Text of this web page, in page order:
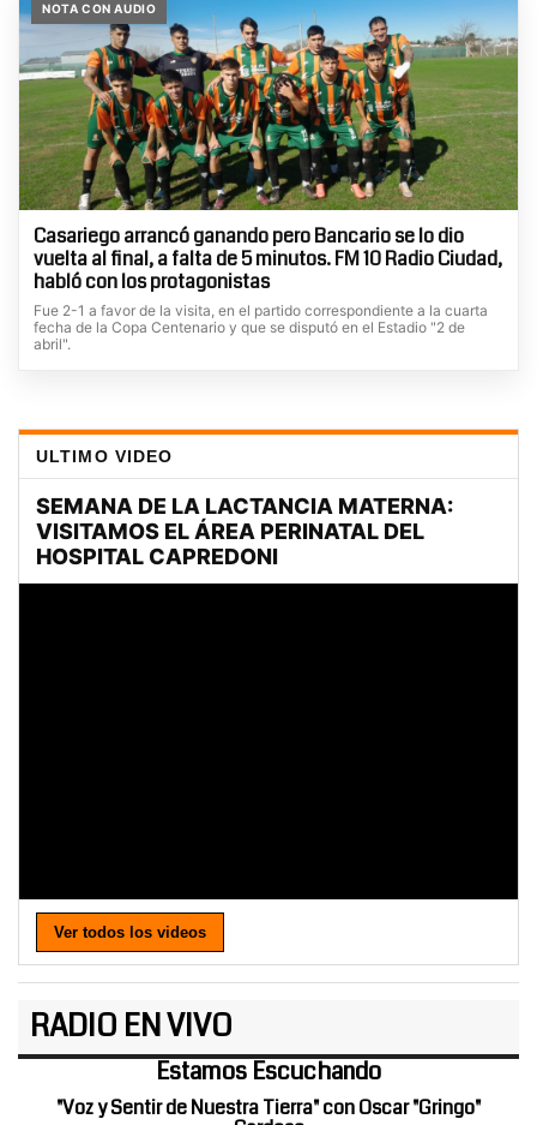
NOTA CON AUDIO
Casariego arrancó ganando pero Bancario se lo dio
vuelta al final, a falta de 5 minutos. FM 10 Radio Ciudad,
habló con los protagonistas
Fue 2-1 a favor de la visita, en el partido correspondiente a la cuarta
fecha de la Copa Centenario y que se disputó en el Estadio "2 de
abril".
ULTIMO VIDEO
Ver todos los videos
RADIO EN VIVO
Estamos Escuchando
"Voz y Sentir de Nuestra Tierra" con Oscar "Gringo"